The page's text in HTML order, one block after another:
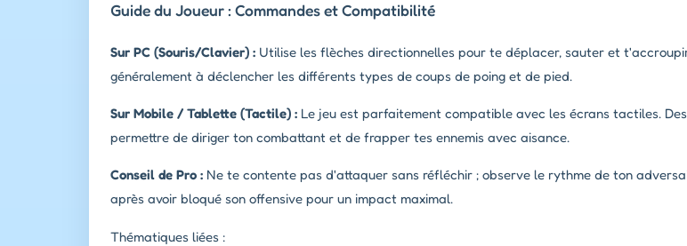
Guide du Joueur : Commandes et Compatibilité
Sur PC (Souris/Clavier) : Utilise les flèches directionnelles pour te déplacer, sauter et
généralement à déclencher les différents types de coups de poing et de pied.
Sur Mobile / Tablette (Tactile) : Le jeu est parfaitement compatible avec les écrans tactiles.
permettre de diriger ton combattant et de frapper tes ennemis avec aisance.
Conseil de Pro : Ne te contente pas d'attaquer sans réfléchir ; observe le rythme de ton
après avoir bloqué son offensive pour un impact maximal.
Thématiques liées :